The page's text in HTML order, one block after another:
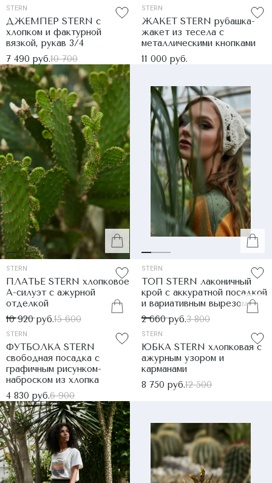
STERN
ДЖЕМПЕР STERN с
хлопком и фактурной
вязкой, рукав 3/4
7 490 руб.10 700
STERN
ЖАКЕТ STERN рубашка-
жакет из тесела с
металлическими кнопками
11 000 руб.
STERN
ПЛАТЬЕ STERN хлопковое
А-силуэт с ажурной
отделкой
10 920 руб.15 600
STERN
ТОП STERN лаконичный
крой с аккуратной посадкой
и вариативным вырезом
2 660 руб.3 800
STERN
ФУТБОЛКА STERN
свободная посадка с
графичным рисунком-
наброском из хлопка
4 830 руб.6 900
STERN
ЮБКА STERN хлопковая с
ажурным узором и
карманами
8 750 руб.12 500